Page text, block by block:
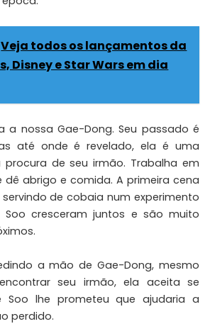
Veja todos os lançamentos da
Disney e Star Wars em dia
a nossa Gae-Dong. Seu passado é
até onde é revelado, ela é uma
de seu irmão. Trabalha em
dê abrigo e comida. A primeira cena
de cobaia num experimento
Soo cresceram juntos e são muito
a mão de Gae-Dong, mesmo
seu irmão, ela aceita se
Soo lhe prometeu que ajudaria a
perdido.